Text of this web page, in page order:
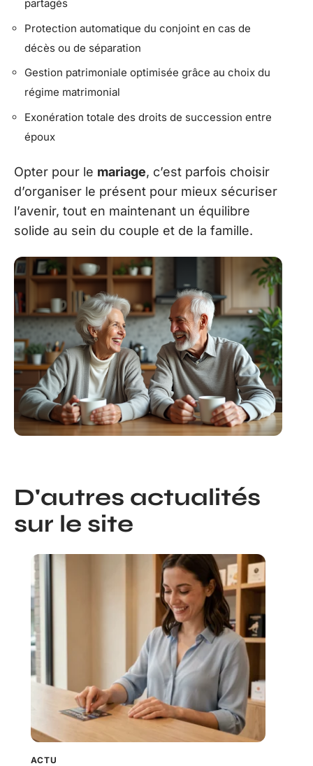
partagés
Protection automatique du conjoint en cas de
décès ou de séparation
Gestion patrimoniale optimisée grâce au choix du
régime matrimonial
Exonération totale des droits de succession entre
époux
Opter pour le mariage, c’est parfois choisir
d’organiser le présent pour mieux sécuriser
l’avenir, tout en maintenant un équilibre
solide au sein du couple et de la famille.
D'autres actualités
sur le site
ACTU